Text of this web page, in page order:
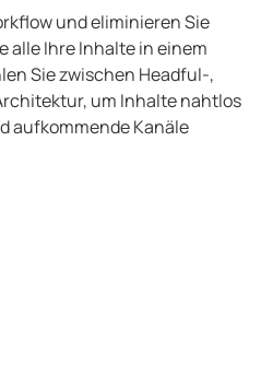
und eliminieren Sie
alle Ihre Inhalte in einem
Sie zwischen Headful-,
um Inhalte nahtlos
aufkommende Kanäle